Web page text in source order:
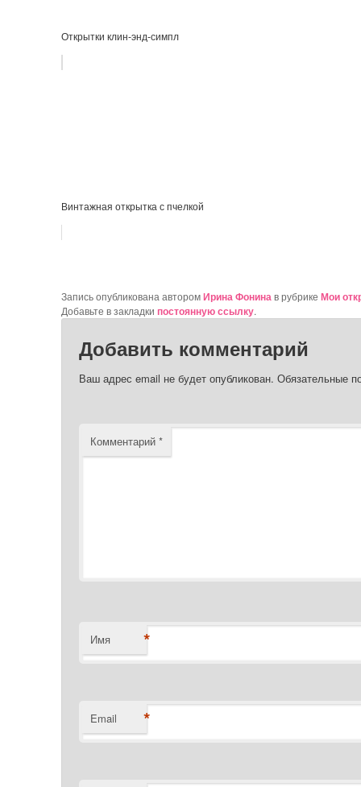
Открытки клин-энд-симпл
Винтажная открытка с пчелкой
Запись опубликована авторомИрина Фонинав рубрике Мои
Добавьте в закладки постоянную ссылку.
Добавить комментарий
Ваш адрес email не будет опубликован. Обязательные
Комментарий*
Имя *
Email *